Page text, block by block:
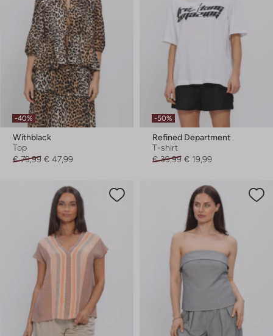
-40%
Withblack
Top
€ 79,99 € 47,99
-50%
Refined Department
T-shirt
€ 39,99 € 19,99